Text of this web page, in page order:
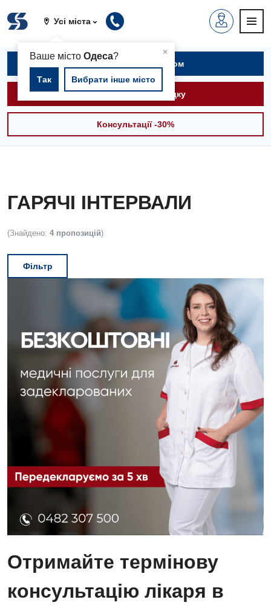
Усі міста
×
Ваше містоОдеса?
Так Вибрати інше місто
Вакансії
Записатися на прийом
Викликати швидку
Консультації -30%
ГАРЯЧІ ІНТЕРВАЛИ
(Знайдено: 4 пропозицій)
Фільтр
Отримайте термінову
консультацію лікаря в